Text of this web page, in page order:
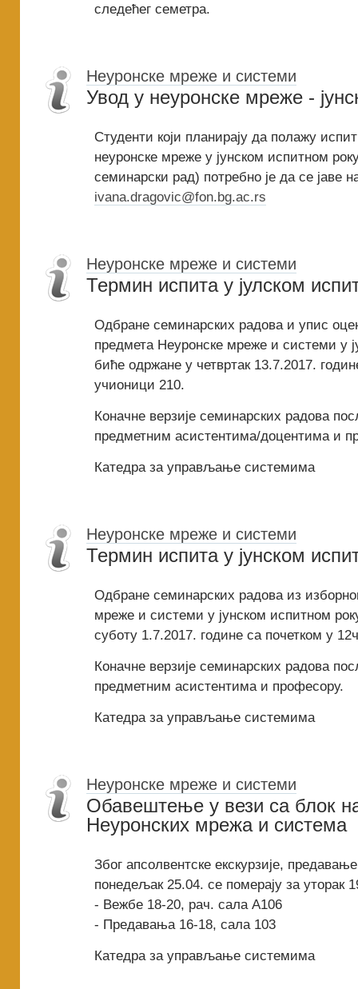
следећег семетра.
Неуронске мреже и системи
Увод у неуронске мреже -
Студенти који планирају да полажу
неуронске мреже у јунском испитном
семинарски рад) потребно је да се јаве
ivana.dragovic@fon.bg.ac.rs
Неуронске мреже и системи
Термин испита у јулском
Одбране семинарских радова и упис
предмета Неуронске мреже и системи у
биће одржане у четвртак 13.7.2017.
учионици 210.
Коначне верзије семинарских радова
предметним асистентима/доцентима и
Катедра за управљање системима
Неуронске мреже и системи
Термин испита у јунском
Одбране семинарских радова из
мреже и системи у јунском испитном
суботу 1.7.2017. године са почетком у
Коначне верзије семинарских радова
предметним асистентима и професору.
Катедра за управљање системима
Неуронске мреже и системи
Обавештење у вези са блок
Неуронских мрежа и система
Због апсолвентске екскурзије,
понедељак 25.04. се померају за уторак
- Вежбе 18-20, рач. сала A106
- Предавања 16-18, сала 103
Катедра за управљање системима